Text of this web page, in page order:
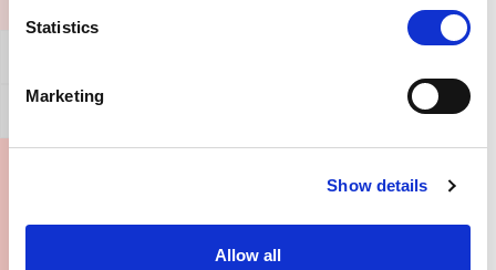
Statistics
Marketing
Show details
Allow all
Motbevis för detta argument
Var kan jag hitta mer information?